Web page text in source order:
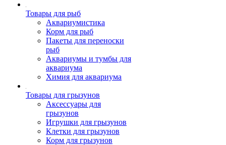
Товары для рыб
Аквариумистика
Корм для рыб
Пакеты для переноски
рыб
Аквариумы и тумбы для
аквариума
Химия для аквариума
Товары для грызунов
Аксессуары для
грызунов
Игрушки для грызунов
Клетки для грызунов
Корм для грызунов